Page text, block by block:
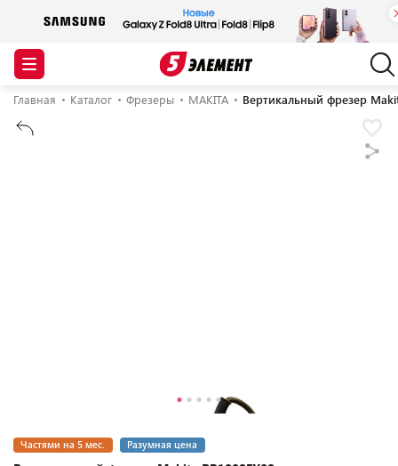
Главная Каталог Фрезеры MAKITA Вертикальный фрезер
Частями на 5 мес. Разумная цена